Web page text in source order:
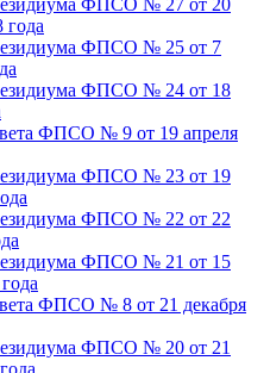
года
ФПСО № 25 от 7
ФПСО № 24 от 18
ФПСО № 9 от 19 апреля
ФПСО № 23 от 19
ФПСО № 22 от 22
ФПСО № 21 от 15
ФПСО № 8 от 21 декабря
ФПСО № 20 от 21